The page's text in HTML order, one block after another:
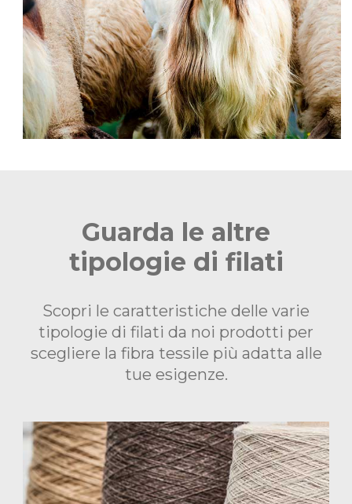
Guarda le altre
tipologie di filati
Scopri le caratteristiche delle varie
tipologie di filati da noi prodotti per
scegliere la fibra tessile più adatta alle
tue esigenze.
Image